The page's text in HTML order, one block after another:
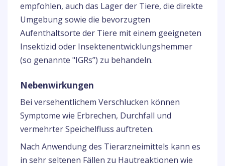
empfohlen, auch das Lager der Tiere, die direkte
Umgebung sowie die bevorzugten
Aufenthaltsorte der Tiere mit einem geeigneten
Insektizid oder Insektenentwicklungshemmer
(so genannte "IGRs’’) zu behandeln.
Nebenwirkungen
Bei versehentlichem Verschlucken können
Symptome wie Erbrechen, Durchfall und
vermehrter Speichelfluss auftreten.
Nach Anwendung des Tierarzneimittels kann es
in sehr seltenen Fällen zu Hautreaktionen wie